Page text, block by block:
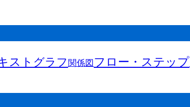
スト グラフ 関係図 フロー・ステップ